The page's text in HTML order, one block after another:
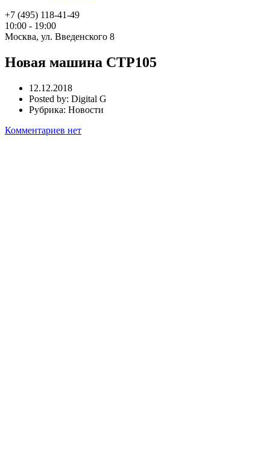
+7 (495) 118-41-49
10:00 - 19:00
Москва, ул. Введенского 8
Новая машина CTP105
12.12.2018
Posted by: Digital G
Рубрика: Новости
Комментариев нет